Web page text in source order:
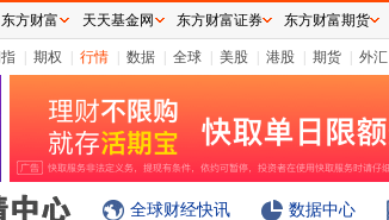
期权 行情 数据 全球 美股 港股 期货 外汇
全球财经快讯 数据中心
东方财富 天天基金网 东方财富证券 东方财富期货